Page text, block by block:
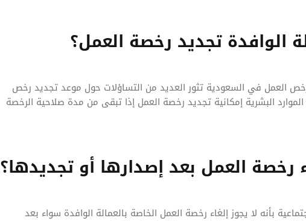
الوافدة تجديد رخصة العمل؟
العمل في السعودية تثور العديد من التساؤلات حول موعد تجديد رخص
الموارد البشرية إمكانية تجديد رخصة العمل إذا تبقى من مدة صلاحية الرخصة
العمل بعد إصدارها أو تجديدها؟
بأنه لا يجوز إلغاء رخصة العمل الخاصة بالعمالة الوافدة سواء بعد